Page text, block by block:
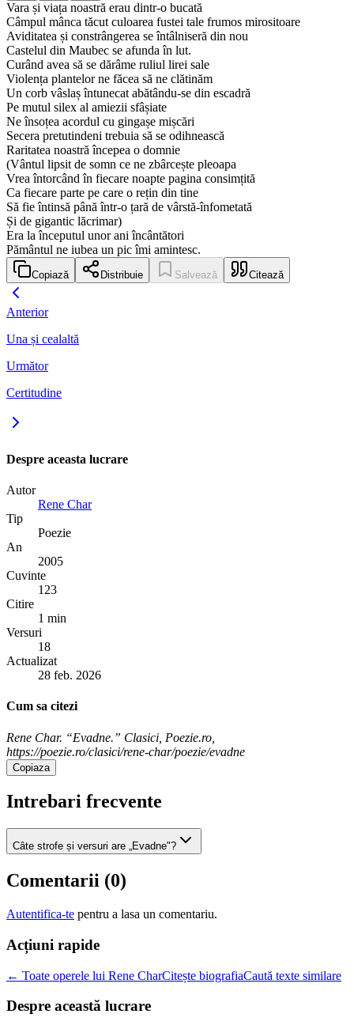
Vara și viața noastră erau dintr-o bucată
Câmpul mânca tăcut culoarea fustei tale frumos mirositoare
Aviditatea și constrângerea se întâlniseră din nou
Castelul din Maubec se afunda în lut.
Curând avea să se dărâme ruliul lirei sale
Violența plantelor ne făcea să ne clătinăm
Un corb vâslaș întunecat abătându-se din escadră
Pe mutul silex al amiezii sfâșiate
Ne însoțea acordul cu gingașe mișcări
Secera pretutindeni trebuia să se odihnească
Raritatea noastră începea o domnie
(Vântul lipsit de somn ce ne zbârcește pleoapa
Vrea întorcând în fiecare noapte pagina consimțită
Ca fiecare parte pe care o rețin din tine
Să fie întinsă până într-o țară de vârstă-înfometată
Și de gigantic lăcrimar)
Era la începutul unor ani încântători
Pământul ne iubea un pic îmi amintesc.
Copiază Distribuie Salvează Citează
Anterior
Una și cealaltă
Următor
Certitudine
Despre aceasta lucrare
Autor
Rene Char
Tip
Poezie
An
2005
Cuvinte
123
Citire
1 min
Versuri
18
Actualizat
28 feb. 2026
Cum sa citezi
Rene Char. “Evadne.” Clasici, Poezie.ro,
https://poezie.ro/clasici/rene-char/poezie/evadne
Copiaza
Intrebari frecvente
Câte strofe și versuri are „Evadne"?
Comentarii (0)
Autentifica-te pentru a lasa un comentariu.
Acțiuni rapide
← Toate operele lui Rene CharCitește biografiaCaută texte similare
Despre această lucrare